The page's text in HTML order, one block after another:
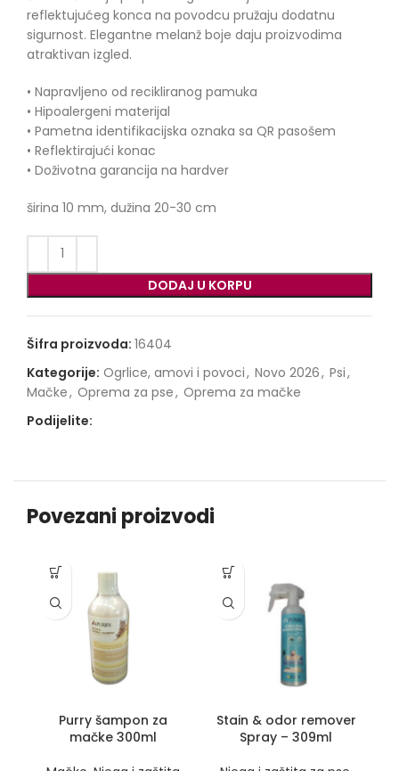
reflektujućeg konca na povodcu pružaju dodatnu
sigurnost. Elegantne melanž boje daju proizvodima
atraktivan izgled.
• Napravljeno od recikliranog pamuka
• Hipoalergeni materijal
• Pametna identifikacijska oznaka sa QR pasošem
• Reflektirajući konac
• Doživotna garancija na hardver
širina 10 mm, dužina 20-30 cm
DODAJ U KORPU
Šifra proizvoda: 16404
Kategorije: Ogrlice, amovi i povoci, Novo 2026, Psi,
Mačke, Oprema za pse, Oprema za mačke
Podijelite:
Povezani proizvodi
Purry šampon za
mačke 300ml
Stain & odor remover
Spray – 309ml